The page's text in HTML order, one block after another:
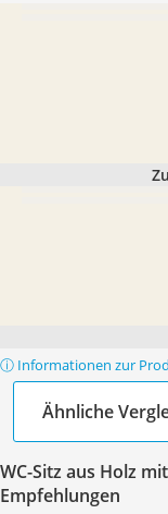
ⓘ Informationen zur
Ähnliche
WC-Sitz aus Holz
Empfehlungen